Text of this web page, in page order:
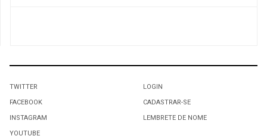
TWITTER
FACEBOOK
INSTAGRAM
YOUTUBE
LOGIN
CADASTRAR-SE
LEMBRETE DE NOME